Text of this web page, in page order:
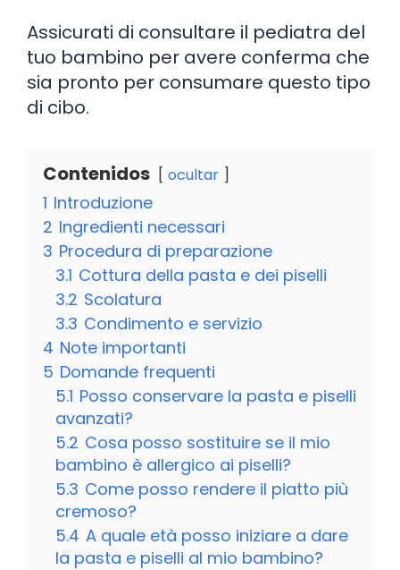
Assicurati di consultare il pediatra del
tuo bambino per avere conferma che
sia pronto per consumare questo tipo
di cibo.
Contenidos ocultar
1 Introduzione
2 Ingredienti necessari
3 Procedura di preparazione
3.1 Cottura della pasta e dei piselli
3.2 Scolatura
3.3 Condimento e servizio
4 Note importanti
5 Domande frequenti
5.1 Posso conservare la pasta e piselli
avanzati?
5.2 Cosa posso sostituire se il mio
bambino è allergico ai piselli?
5.3 Come posso rendere il piatto più
cremoso?
5.4 A quale età posso iniziare a dare
la pasta e piselli al mio bambino?